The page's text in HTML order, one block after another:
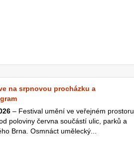
na srpnovou procházku a
– Festival umění ve veřejném prostoru
poloviny června součástí ulic, parků a
Brna. Osmnáct umělecký...